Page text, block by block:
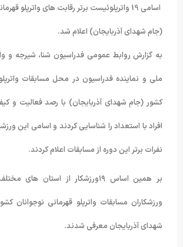
اسامی 19 واترپلوئیست برتر رقابت های واترپلو
(جام شهدای آذربایجان) اعلام شد.
به گزارش روابط عمومی فدراسیون شنا، شیرجه و
ملی و نماینده فدراسیون در محل مسابقات واترپلو
کشور (جام شهدای آذربایجان) با رصد فعالیت و
افراد با استعداد را شناسایی کردند و اسامی این
نفرات برتر این دوره از مسابقات اعلام کردند.
بر همین اساس ۱۹ورزشکار از استان های
ورزشکاران مسابقات واترپلو قهرمانی نوجوانان
شهدای آذربایجان معرفی شدند.